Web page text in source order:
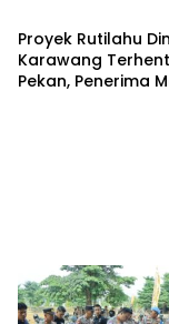
Proyek Rutilahu
Karawang
Pekan, Penerima